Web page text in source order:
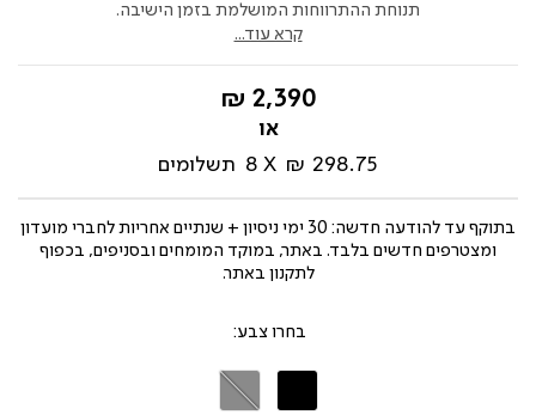
תנוחת ההתרווחות המושלמת בזמן הישיבה.
קרא עוד...
החל
2,390 ₪
298.75 ₪
8 תשלומים
בתוקף עד
להודעה חדשה: 30 ימי ניסיון + שנתיים אחריות לחברי מועדון
ומצטרפים חדשים בלבד. באתר, במוקד המומחים ובסניפים, בכפוף
לתקנון באתר.
צבע
אפור